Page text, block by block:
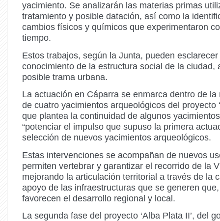
yacimiento. Se analizarán las materias primas
tratamiento y posible datación, así como la
cambios físicos y químicos que experimentaron
tiempo.
Estos trabajos, según la Junta, pueden
conocimiento de la estructura social de la ciudad,
posible trama urbana.
La actuación en Cáparra se enmarca dentro de la
de cuatro yacimientos arqueológicos del proyecto
que plantea la continuidad de algunos
“potenciar el impulso que supuso la primera
selección de nuevos yacimientos arqueológicos.
Estas intervenciones se acompañan de nuevos
permiten vertebrar y garantizar el recorrido de la
mejorando la articulación territorial a través de la
apoyo de las infraestructuras que se generen
favorecen el desarrollo regional y local.
La segunda fase del proyecto ‘Alba Plata II’, del